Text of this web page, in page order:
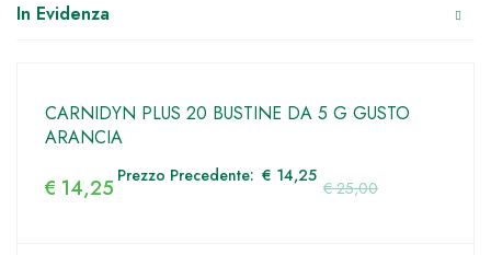
In Evidenza
CARNIDYN PLUS 20 BUSTINE DA 5 G GUSTO
ARANCIA
€25,00
€ 14,25 Prezzo Precedente: € 14,25